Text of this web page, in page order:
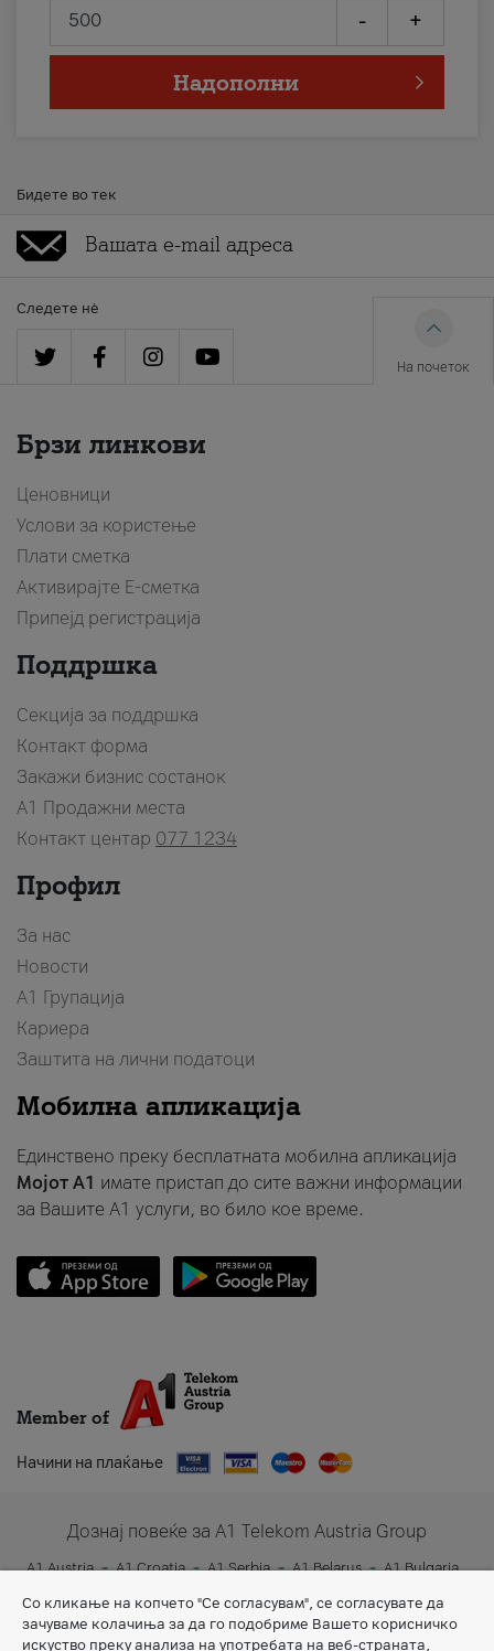
- +
Надополни
Бидете во тек
Следете нè
На почеток
Брзи линкови
Ценовници
Услови за користење
Плати сметка
Активирајте Е-сметка
Припејд регистрација
Поддршка
Секција за поддршка
Контакт форма
Закажи бизнис состанок
A1 Продажни места
Контакт центар 077 1234
Профил
За нас
Новости
А1 Групација
Кариера
Заштита на лични податоци
Мобилна апликација
Единствено преку бесплатната мобилна апликација
Мојот A1 имате пристап до сите важни информации
за Вашите A1 услуги, во било кое време.
Member of
Начини на плаќање
Дознај повеќе за A1 Telekom Austria Group
A1 Austria A1 Croatia A1 Serbia A1 Belarus
A1 Bulgaria
Со кликање на копчето "Се согласувам", се согласувате да
зачуваме колачиња за да го подобриме Вашето корисничко
искуство преку анализа на употребата на веб-страната,